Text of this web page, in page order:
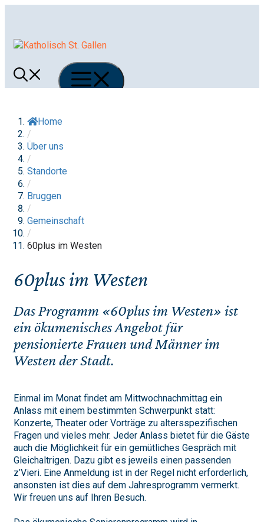
Menü
Home
/
Über uns
/
Standorte
/
Bruggen
/
Gemeinschaft
/
60plus im Westen
60plus im Westen
Das Programm «60plus im Westen» ist
ein ökumenisches Angebot für
pensionierte Frauen und Männer im
Westen der Stadt.
Einmal im Monat findet am Mittwochnachmittag ein
Anlass mit einem bestimmten Schwerpunkt statt:
Konzerte, Theater oder Vorträge zu altersspezifischen
Fragen und vieles mehr. Jeder Anlass bietet für die Gäste
auch die Möglichkeit für ein gemütliches Gespräch mit
Gleichaltrigen. Dazu gibt es jeweils einen passenden
z’Vieri. Eine Anmeldung ist in der Regel nicht erforderlich,
ansonsten ist dies auf dem Jahresprogramm vermerkt.
Wir freuen uns auf Ihren Besuch.